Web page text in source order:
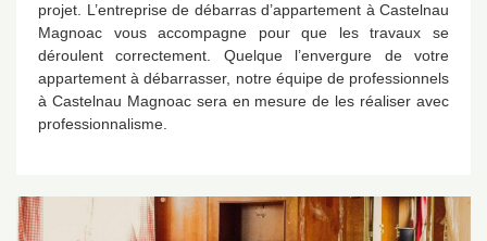
projet. L’entreprise de débarras d’appartement à Castelnau
Magnoac vous accompagne pour que les travaux se
déroulent correctement. Quelque l’envergure de votre
appartement à débarrasser, notre équipe de professionnels
à Castelnau Magnoac sera en mesure de les réaliser avec
professionnalisme.